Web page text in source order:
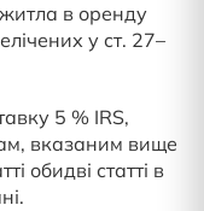
житла в оренду
у ст. 27–
5 % IRS,
вказаним вище
обидві статті в